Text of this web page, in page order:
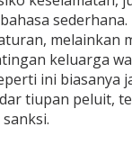
melainkan
keluarga
ini biasanya
tiupan peluit,